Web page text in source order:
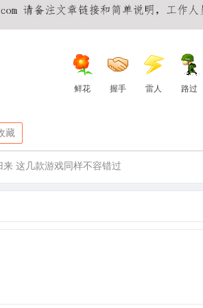
鲜花 握手 雷人 路过
藏
来 这几款游戏同样不容错过